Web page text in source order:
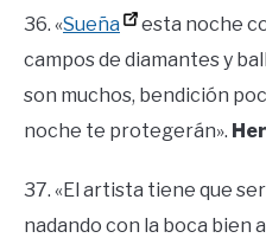
36. «Sueña
esta noche
campos de diamantes y
son muchos, bendición
noche te protegerán».
37. «El artista tiene que
nadando con la boca bien